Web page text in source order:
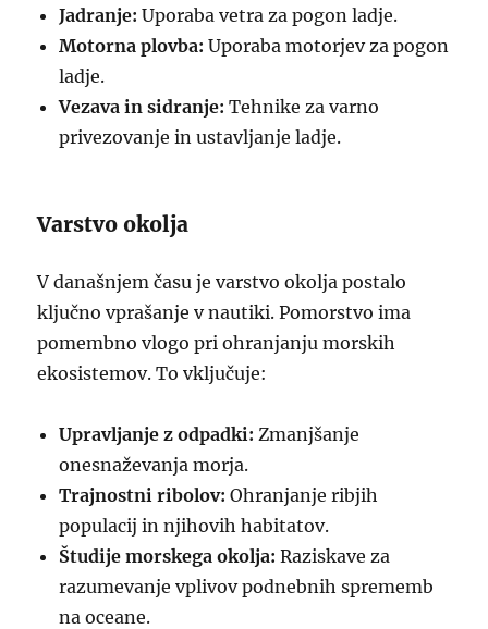
Jadranje: Uporaba vetra za pogon ladje.
Motorna plovba: Uporaba motorjev za pogon
ladje.
Vezava in sidranje: Tehnike za varno
privezovanje in ustavljanje ladje.
Varstvo okolja
V današnjem času je varstvo okolja postalo
ključno vprašanje v nautiki. Pomorstvo ima
pomembno vlogo pri ohranjanju morskih
ekosistemov. To vključuje:
Upravljanje z odpadki: Zmanjšanje
onesnaževanja morja.
Trajnostni ribolov: Ohranjanje ribjih
populacij in njihovih habitatov.
Študije morskega okolja: Raziskave za
razumevanje vplivov podnebnih sprememb
na oceane.